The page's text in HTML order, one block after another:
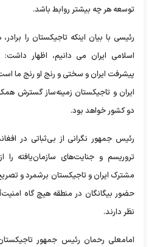
توسعه هر چه بیشتر روابط باشد.
رئیسی با بیان اینکه تاجیکستان را
اسلامی ایران می دانیم، اظهار
پیشرفت ایران و سختی و رنج او رنج ما
ایران و تاجیکستان زمینه‌ساز گسترش
دو کشور خواهد بود.
رئیس جمهور نگرانی از بی‌ثباتی در
تروریسم و جنایت‌های سازمان‌یافته
مشترک ایران و تاجیکستان برشمرد و
حضور بیگانگان در منطقه هیچ گاه
نظر دارند.
امامعلی رحمان رئیس جمهور